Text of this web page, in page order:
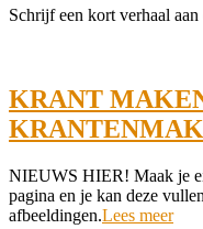
2022-
Schrijf een kort verhaal
KRANT
2022-
01-
27
NIEUWS HIER! Maak je
pagina en je kan deze
afbeeldingen.Lees meer